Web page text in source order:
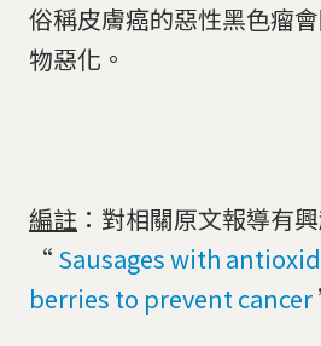
俗稱皮膚癌的惡性黑色瘤
物惡化。
編註 ：對相關原文報導有
“ Sausages with
berries to prevent cancer